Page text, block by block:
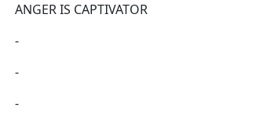
ANGER IS CAPTIVATOR
-
-
-